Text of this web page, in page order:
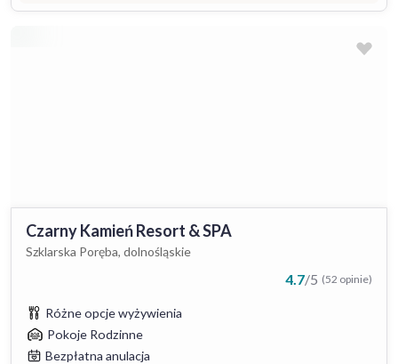
Czarny Kamień Resort & SPA
Szklarska Poręba, dolnośląskie
4.7/5 (52 opinie)
Różne opcje wyżywienia
Pokoje Rodzinne
Bezpłatna anulacja